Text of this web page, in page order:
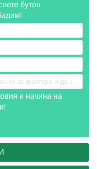
бутон
и начина на
И